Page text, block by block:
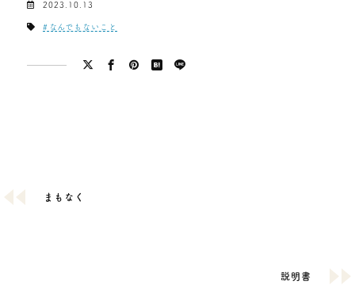
2023.10.13
なんでもないこと
まもなく
説明書